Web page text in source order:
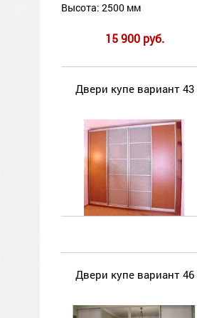
Высота: 2500 мм
15 900 руб.
Двери купе вариант 43
Двери купе вариант 46